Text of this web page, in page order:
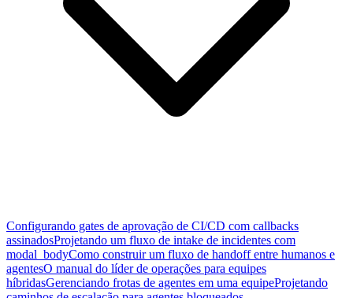
Configurando gates de aprovação de CI/CD com callbacks
assinadosProjetando um fluxo de intake de incidentes com
modal_bodyComo construir um fluxo de handoff entre humanos e
agentesO manual do líder de operações para equipes
híbridasGerenciando frotas de agentes em uma equipeProjetando